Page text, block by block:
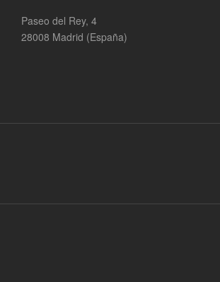
Paseo del Rey, 4
28008 Madrid (España)